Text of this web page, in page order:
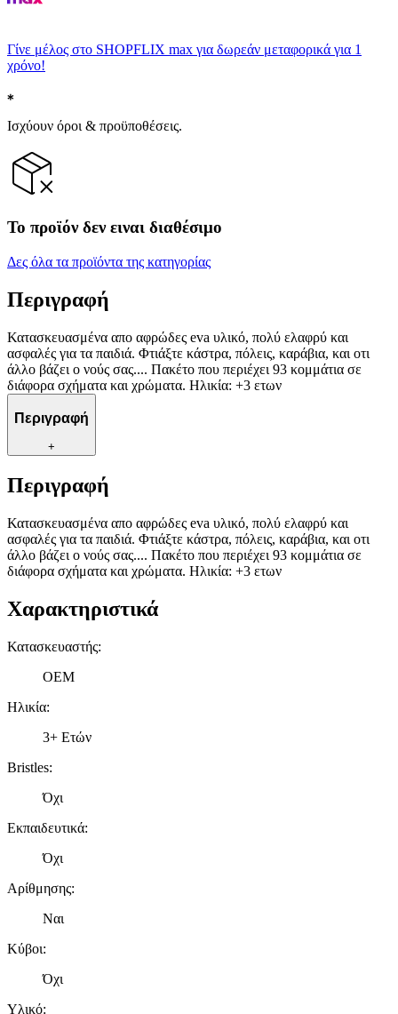
Γίνε μέλος στο SHOPFLIX max για δωρεάν μεταφορικά για 1
χρόνο!
Ισχύουν όροι & προϋποθέσεις.
Το προϊόν δεν ειναι διαθέσιμο
Δες όλα τα προϊόντα της κατηγορίας
Περιγραφή
Κατασκευασμένα απο αφρώδες eva υλικό, πολύ ελαφρύ και
ασφαλές για τα παιδιά. Φτιάξτε κάστρα, πόλεις, καράβια, και οτι
άλλο βάζει ο νούς σας.... Πακέτο που περιέχει 93 κομμάτια σε
διάφορα σχήματα και χρώματα. Ηλικία: +3 ετων
Περιγραφή
+
Περιγραφή
Κατασκευασμένα απο αφρώδες eva υλικό, πολύ ελαφρύ και
ασφαλές για τα παιδιά. Φτιάξτε κάστρα, πόλεις, καράβια, και οτι
άλλο βάζει ο νούς σας.... Πακέτο που περιέχει 93 κομμάτια σε
διάφορα σχήματα και χρώματα. Ηλικία: +3 ετων
Χαρακτηριστικά
Κατασκευαστής:
OEM
Ηλικία:
3+ Ετών
Bristles:
Όχι
Εκπαιδευτικά:
Όχι
Αρίθμησης:
Ναι
Κύβοι:
Όχι
Υλικό: